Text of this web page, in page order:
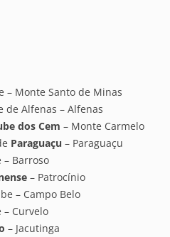
– Monte Santo de Minas
de Alfenas – Alfenas
dos Cem – Monte Carmelo
Paraguaçu – Paraguaçu
– Barroso
– Patrocínio
– Campo Belo
– Curvelo
– Jacutinga